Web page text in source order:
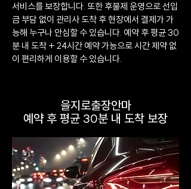
서비스를 보장합니다. 또한 후불제 운영으로 선입
금 부담 없이 관리사 도착 후 현장에서 결제가 가
능해 누구나 안심할 수 있습니다. 예약 후 평균 30
분 내 도착 + 24시간 예약 가능으로 시간 제약 없
이 편리하게 이용할 수 있습니다.
을지로출장안마
예약 후 평균 30분 내 도착 보장